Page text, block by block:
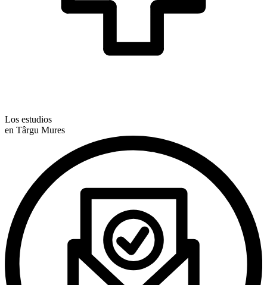
Los estudios
en Târgu Mures